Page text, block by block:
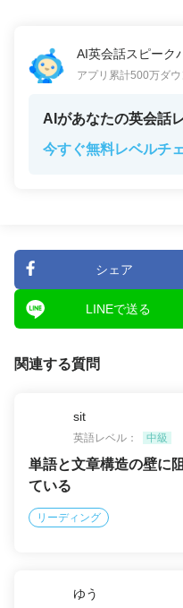
AI英会話スピーク
アプリ累計500万ダウ
AIがあなたの英会話
今すぐ無料レベルチ
シェア
LINEで送る
関連する質問
sit
英語レベル：
中級
単語と文章構造の壁に
ている
リーディング
ゆう